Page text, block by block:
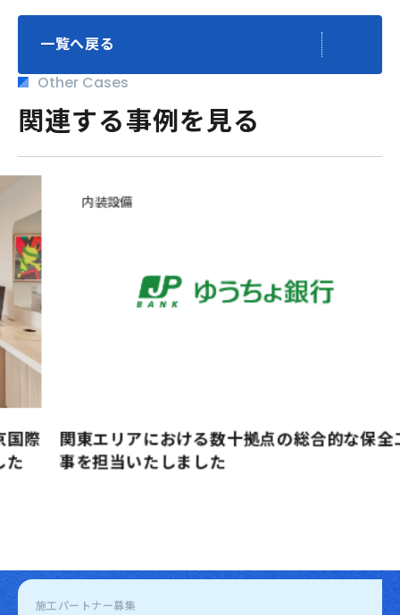
一覧へ戻る
Other Cases
関連する事例を見る
関東エリアにおける数十拠点の総合的な保全工
事を担当いたしました
ビ
施工パートナー募集